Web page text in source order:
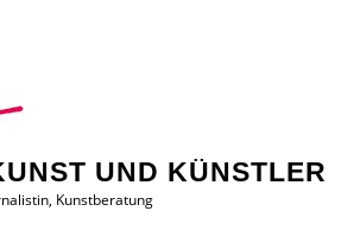
UND KÜNSTLER
Kunstberatung